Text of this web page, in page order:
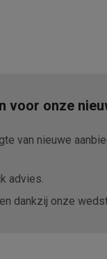
voor onze
van nieuwe
advies.
dankzij onze